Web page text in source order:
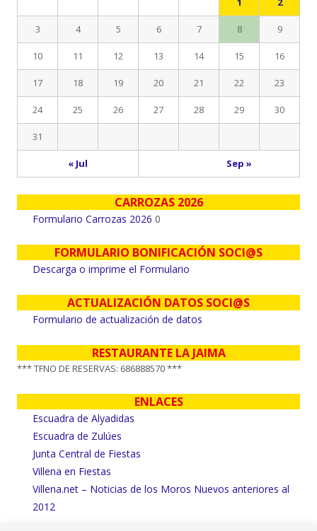
3 4 5 6 7 8 9
10 11 12 13 14 15 16
17 18 19 20 21 22 23
24 25 26 27 28 29 30
31
« Jul Sep »
CARROZAS 2026
Formulario Carrozas 2026 0
FORMULARIO BONIFICACIÓN SOCI@S
Descarga o imprime el Formulario
ACTUALIZACIÓN DATOS SOCI@S
Formulario de actualización de datos
RESTAURANTE LA JAIMA
*** TFNO DE RESERVAS: 686888570 ***
ENLACES
Escuadra de Alyadidas
Escuadra de Zulúes
Junta Central de Fiestas
Villena en Fiestas
Villena.net – Noticias de los Moros Nuevos anteriores al
2012